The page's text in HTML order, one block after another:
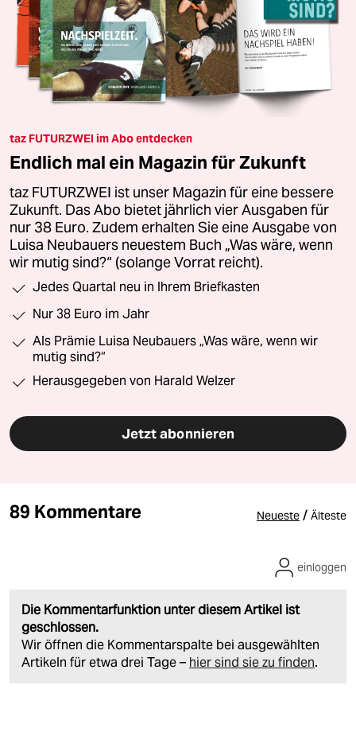
taz FUTURZWEI im Abo entdecken
Endlich mal ein Magazin für Zukunft
taz FUTURZWEI ist unser Magazin für eine bessere
Zukunft. Das Abo bietet jährlich vier Ausgaben für
nur 38 Euro. Zudem erhalten Sie eine Ausgabe von
Luisa Neubauers neuestem Buch „Was wäre, wenn
wir mutig sind?“ (solange Vorrat reicht).
Jedes Quartal neu in Ihrem Briefkasten
Nur 38 Euro im Jahr
Als Prämie Luisa Neubauers „Was wäre, wenn wir
mutig sind?“
Herausgegeben von Harald Welzer
Jetzt abonnieren
89 Kommentare Neueste / Älteste
Die Kommentarfunktion unter diesem Artikel ist
geschlossen.
Wir öffnen die Kommentarspalte bei ausgewählten
Artikeln für etwa drei Tage – hier sind sie zu finden.
einloggen